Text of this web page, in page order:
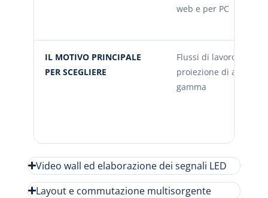
web e per PC
IL MOTIVO PRINCIPALE
PER SCEGLIERE
Flussi di lavoro 4K e
proiezione di alta
gamma
Video wall ed elaborazione dei segnali LED
Layout e commutazione multisorgente